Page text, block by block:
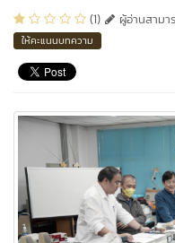
(1)
ผู้อ่านสามา
ให้คะแนนบทความ